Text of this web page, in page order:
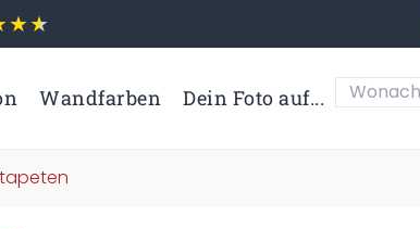
Wandfarben Dein Foto auf...